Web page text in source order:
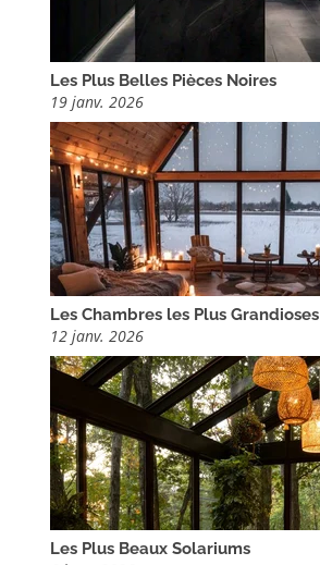
Les Plus Belles Pièces Noires
19 janv. 2026
Les Chambres les Plus Grandioses
12 janv. 2026
Les Plus Beaux Solariums